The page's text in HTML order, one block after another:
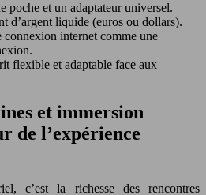
poche et un adaptateur universel.
d’argent liquide (euros ou dollars).
connexion internet comme une
flexible et adaptable face aux
et immersion
de l’expérience
c’est la richesse des rencontres